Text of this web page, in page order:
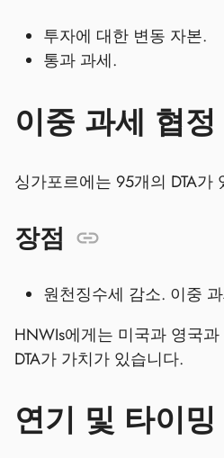
투자에 대한 변동 자본.
통과 과세.
이중 과세 협정
싱가포르에는 95개의 DTA가
장점
원천징수세 감소. 이중
HNWIs에게는 미국과 영국
DTA가 가치가 있습니다.
연기 및 타이